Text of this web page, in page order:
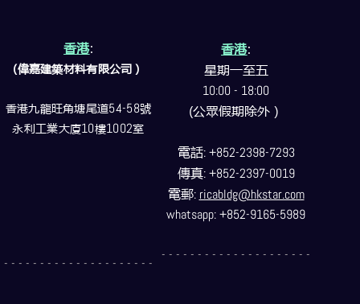
香港:
(偉嘉建築材料有限公司）
香港九龍旺角塘尾道54-58號
永利工業大廈10樓1002室
- - - - - - - - - - - - - - - - - - - - -
香港:
星期一至五
10:00 - 18:00
(公眾假期除外）
電話: +852-2398-7293
傳真: +852-2397-0019
電郵: ricabldg@hkstar.com
whatsapp: +852-9165-5989
- - - - - - - - - - - - - - - - - - - - -